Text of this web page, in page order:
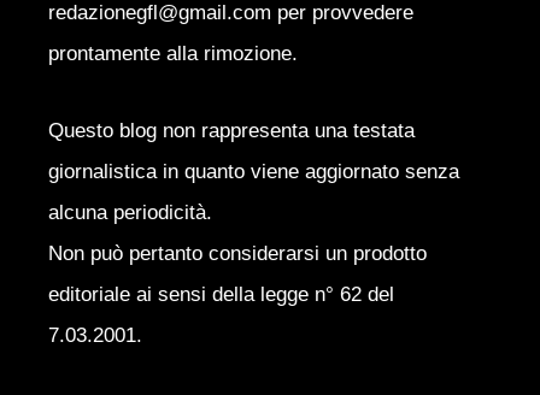
redazionegfl@gmail.com per provvedere
prontamente alla rimozione.
Questo blog non rappresenta una testata
giornalistica in quanto viene aggiornato senza
alcuna periodicità.
Non può pertanto considerarsi un prodotto
editoriale ai sensi della legge n° 62 del
7.03.2001.